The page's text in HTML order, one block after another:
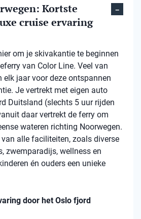
Kortste
cruise ervaring
om je skivakantie te beginnen
van Color Line. Veel van
elk jaar voor deze ontspannen
Je vertrekt met eigen auto
Duitsland (slechts 5 uur rijden
daar vertrekt de ferry om
wateren richting Noorwegen.
van alle faciliteiten, zoals diverse
zwemparadijs, wellness en
én ouders een unieke
door het Oslo fjord